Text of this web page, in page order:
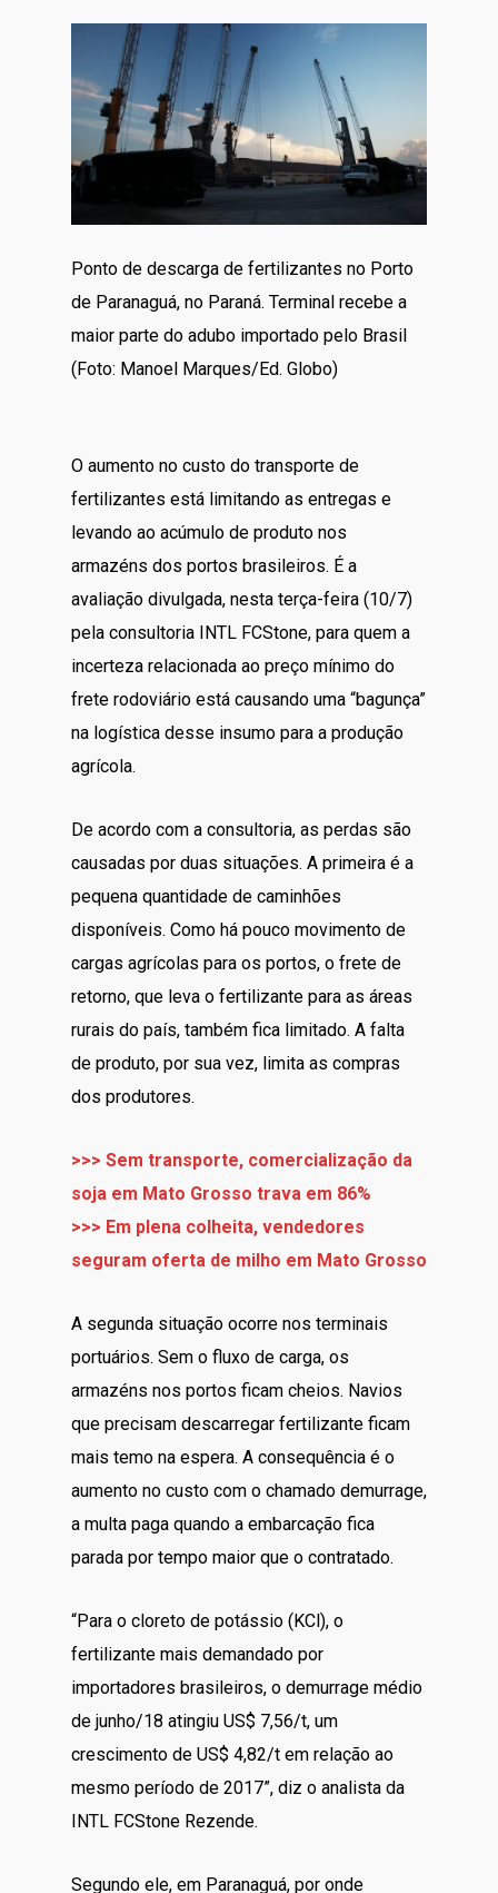
Ponto de descarga de fertilizantes no Porto
de Paranaguá, no Paraná. Terminal recebe a
maior parte do adubo importado pelo Brasil
(Foto: Manoel Marques/Ed. Globo)
O aumento no custo do transporte de
fertilizantes está limitando as entregas e
levando ao acúmulo de produto nos
armazéns dos portos brasileiros. É a
avaliação divulgada, nesta terça-feira (10/7)
pela consultoria INTL FCStone, para quem a
incerteza relacionada ao preço mínimo do
frete rodoviário está causando uma “bagunça”
na logística desse insumo para a produção
agrícola.
De acordo com a consultoria, as perdas são
causadas por duas situações. A primeira é a
pequena quantidade de caminhões
disponíveis. Como há pouco movimento de
cargas agrícolas para os portos, o frete de
retorno, que leva o fertilizante para as áreas
rurais do país, também fica limitado. A falta
de produto, por sua vez, limita as compras
dos produtores.
>>> Sem transporte, comercialização da
soja em Mato Grosso trava em 86%
>>> Em plena colheita, vendedores
seguram oferta de milho em Mato Grosso
A segunda situação ocorre nos terminais
portuários. Sem o fluxo de carga, os
armazéns nos portos ficam cheios. Navios
que precisam descarregar fertilizante ficam
mais temo na espera. A consequência é o
aumento no custo com o chamado demurrage,
a multa paga quando a embarcação fica
parada por tempo maior que o contratado.
“Para o cloreto de potássio (KCl), o
fertilizante mais demandado por
importadores brasileiros, o demurrage médio
de junho/18 atingiu US$ 7,56/t, um
crescimento de US$ 4,82/t em relação ao
mesmo período de 2017”, diz o analista da
INTL FCStone Rezende.
Segundo ele, em Paranaguá, por onde